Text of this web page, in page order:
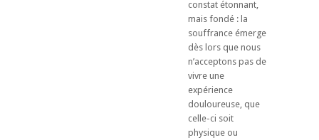
constat étonnant,
mais fondé : la
souffrance émerge
dès lors que nous
n’acceptons pas de
vivre une
expérience
douloureuse, que
celle-ci soit
physique ou